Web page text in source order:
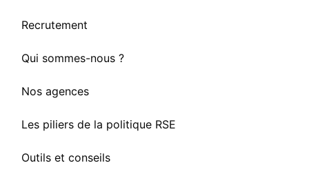
Recrutement
Qui sommes-nous ?
Nos agences
Les piliers de la politique RSE
Outils et conseils